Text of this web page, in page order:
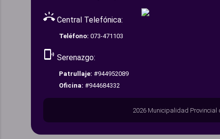
ring_volume Central Telefónica:
Teléfono: 073-471103
phonelink_ring Serenazgo:
Patrullaje: #944952089
Oficina: #944684332
2026 Municipalidad Provincial